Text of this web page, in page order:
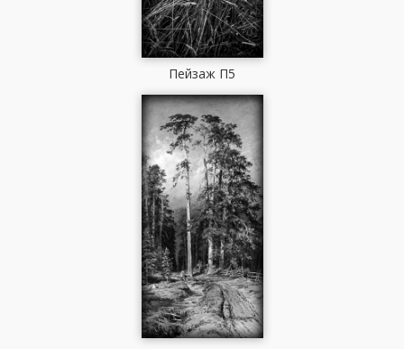
Пейзаж П5